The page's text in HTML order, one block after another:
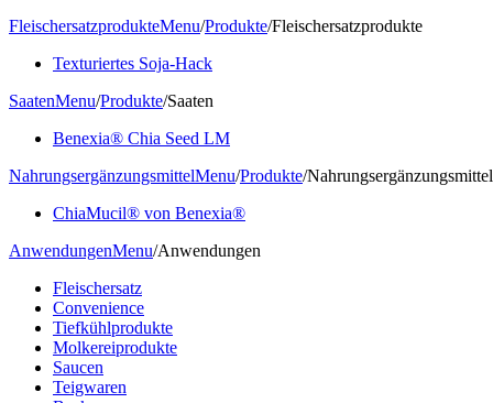
FleischersatzprodukteMenu/Produkte/Fleischersatzprodukte
Texturiertes Soja-Hack
SaatenMenu/Produkte/Saaten
Benexia® Chia Seed LM
NahrungsergänzungsmittelMenu/Produkte/Nahrungsergänzungsmittel
ChiaMucil® von Benexia®
AnwendungenMenu/Anwendungen
Fleischersatz
Convenience
Tiefkühlprodukte
Molkereiprodukte
Saucen
Teigwaren